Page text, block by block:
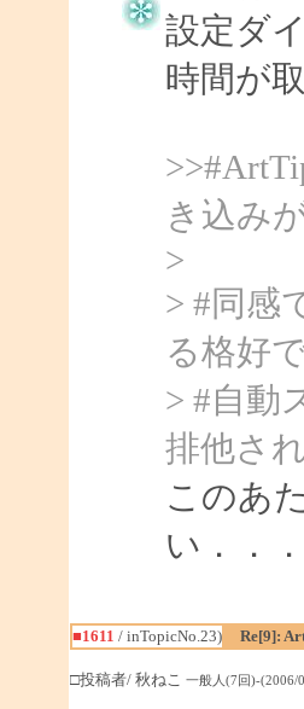
設定ダ
時間が
き込み
>
> #同感
る格好
> #自動
排他さ
このあ
い．．．
■1611 / inTopicNo.23) Re[9]:
□投稿者/ 秋ねこ 一般人(7回)-(2006/